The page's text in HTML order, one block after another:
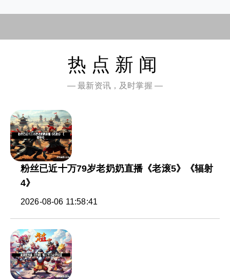
热点新闻
— 最新资讯，及时掌握 —
粉丝已近十万79岁老奶奶直播《老滚5》《辐射
4》
2026-08-06 11:58:41